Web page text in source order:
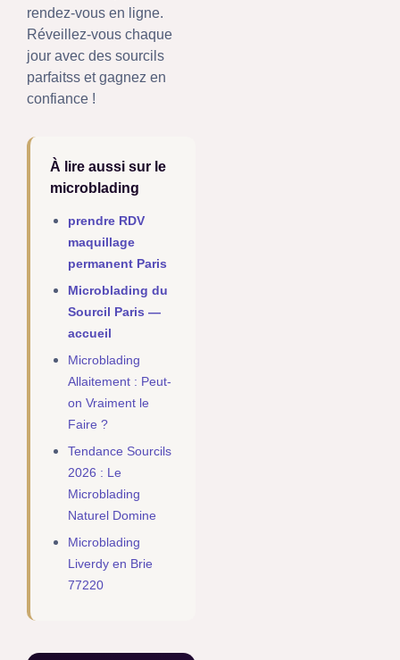
rendez-vous en ligne.
Réveillez-vous chaque
jour avec des sourcils
parfaitss et gagnez en
confiance !
À lire aussi sur le
microblading
prendre RDV
maquillage
permanent Paris
Microblading du
Sourcil Paris —
accueil
Microblading
Allaitement : Peut-
on Vraiment le
Faire ?
Tendance Sourcils
2026 : Le
Microblading
Naturel Domine
Microblading
Liverdy en Brie
77220